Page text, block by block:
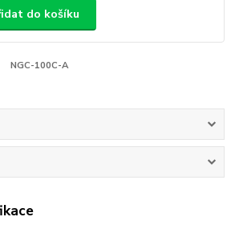
do košíku
NGC-100C-A